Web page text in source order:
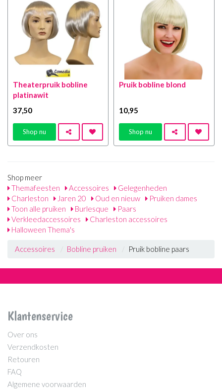
Theaterpruik bobline
platinawit
37,50
Shop nu
Pruik bobline blond
10,95
Shop nu
Shop meer
Themafeesten
Accessoires
Gelegenheden
Charleston
Jaren 20 Oud en nieuw
Pruiken dames
Toon alle pruiken
Burlesque
Paars
Verkleedaccessoires
Charleston accessoires
Halloween Thema's
Accessoires Bobline pruiken Pruik bobline paars
Klantenservice
Over ons
Verzendkosten
Retouren
FAQ
Algemene voorwaarden